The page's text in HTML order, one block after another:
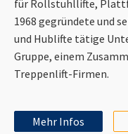
für Rollstuhllifte,
1968 gegründete und
und Hublifte tätige
Gruppe, einem
Treppenlift-Firmen.
Mehr Infos